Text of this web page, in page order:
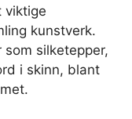
viktige
kunstverk.
silketepper,
i skinn, blant